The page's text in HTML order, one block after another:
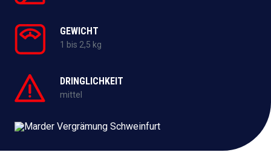
GEWICHT
1 bis 2,5 kg
DRINGLICHKEIT
mittel